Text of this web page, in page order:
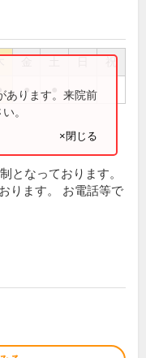
祝
●
あります。来院前
。
×閉じる
となっております。
ります。 お電話等で